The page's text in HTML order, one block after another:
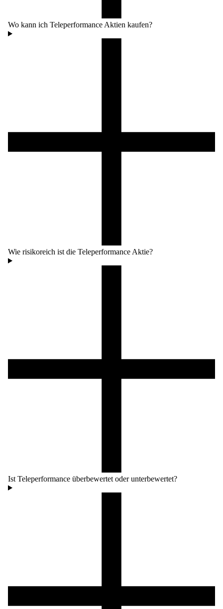
Wo kann ich Teleperformance Aktien kaufen?
Wie risikoreich ist die Teleperformance Aktie?
Ist Teleperformance überbewertet oder unterbewertet?